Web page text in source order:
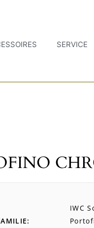
SERVICE
IWC